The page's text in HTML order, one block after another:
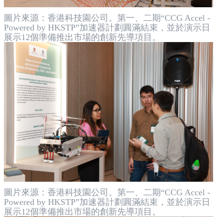
圖片來源：香港科技園公司。第一、二期“CCG Accel -
Powered by HKSTP”加速器計劃圓滿結束，並於演示日
展示12個準備推出市場的創新先導項目。
圖片來源：香港科技園公司。第一、二期“CCG Accel -
Powered by HKSTP”加速器計劃圓滿結束，並於演示日
展示12個準備推出市場的創新先導項目。